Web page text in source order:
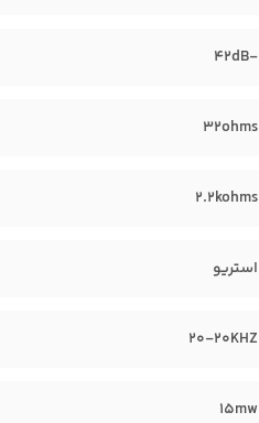
-42dB
32ohms
2.2kohms
استریو
20-20KHZ
15mw